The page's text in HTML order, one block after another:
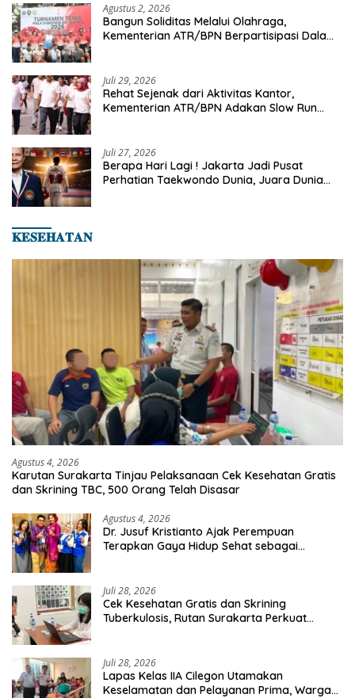
Agustus 2, 2026
Bangun Soliditas Melalui Olahraga,
Kementerian ATR/BPN Berpartisipasi Dalam
Juli 29, 2026
Rehat Sejenak dari Aktivitas Kantor,
Kementerian ATR/BPN Adakan Slow Run
Juli 27, 2026
Berapa Hari Lagi ! Jakarta Jadi Pusat
Perhatian Taekwondo Dunia, Juara Dunia
𝐊𝐄𝐒𝐄𝐇𝐀𝐓𝐀𝐍
Agustus 4, 2026
Karutan Surakarta Tinjau Pelaksanaan Cek Kesehatan Gratis
dan Skrining TBC, 500 Orang Telah Disasar
Agustus 4, 2026
Dr. Jusuf Kristianto Ajak Perempuan
Terapkan Gaya Hidup Sehat sebagai
Juli 28, 2026
Cek Kesehatan Gratis dan Skrining
Tuberkulosis, Rutan Surakarta Perkuat
Juli 28, 2026
Lapas Kelas IIA Cilegon Utamakan
Keselamatan dan Pelayanan Prima, Warga